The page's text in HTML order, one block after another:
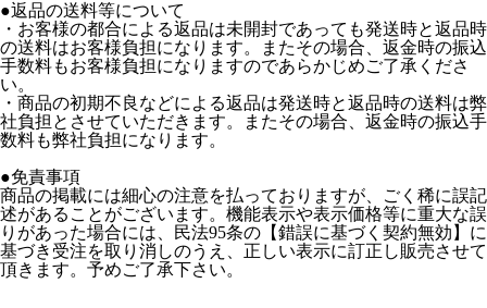
●返品の送料等について
・お客様の都合による返品は未開封であっても発送時と返品時
の送料はお客様負担になります。またその場合、返金時の振込
手数料もお客様負担になりますのであらかじめご了承くださ
い。
・商品の初期不良などによる返品は発送時と返品時の送料は弊
社負担とさせていただきます。またその場合、返金時の振込手
数料も弊社負担になります。
●免責事項
商品の掲載には細心の注意を払っておりますが、ごく稀に誤記
述があることがございます。機能表示や表示価格等に重大な誤
りがあった場合には、民法95条の【錯誤に基づく契約無効】に
基づき受注を取り消しのうえ、正しい表示に訂正し販売させて
頂きます。予めご了承下さい。